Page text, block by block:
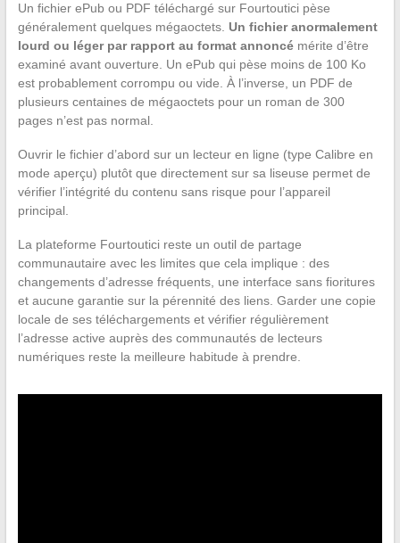
Un fichier ePub ou PDF téléchargé sur Fourtoutici pèse
généralement quelques mégaoctets. Un fichier anormalement
lourd ou léger par rapport au format annoncémérite d’être
examiné avant ouverture. Un ePub qui pèse moins de 100 Ko
est probablement corrompu ou vide. À l’inverse, un PDF de
plusieurs centaines de mégaoctets pour un roman de 300
pages n’est pas normal.
Ouvrir le fichier d’abord sur un lecteur en ligne (type Calibre en
mode aperçu) plutôt que directement sur sa liseuse permet de
vérifier l’intégrité du contenu sans risque pour l’appareil
principal.
La plateforme Fourtoutici reste un outil de partage
communautaire avec les limites que cela implique : des
changements d’adresse fréquents, une interface sans fioritures
et aucune garantie sur la pérennité des liens. Garder une copie
locale de ses téléchargements et vérifier régulièrement
l’adresse active auprès des communautés de lecteurs
numériques reste la meilleure habitude à prendre.